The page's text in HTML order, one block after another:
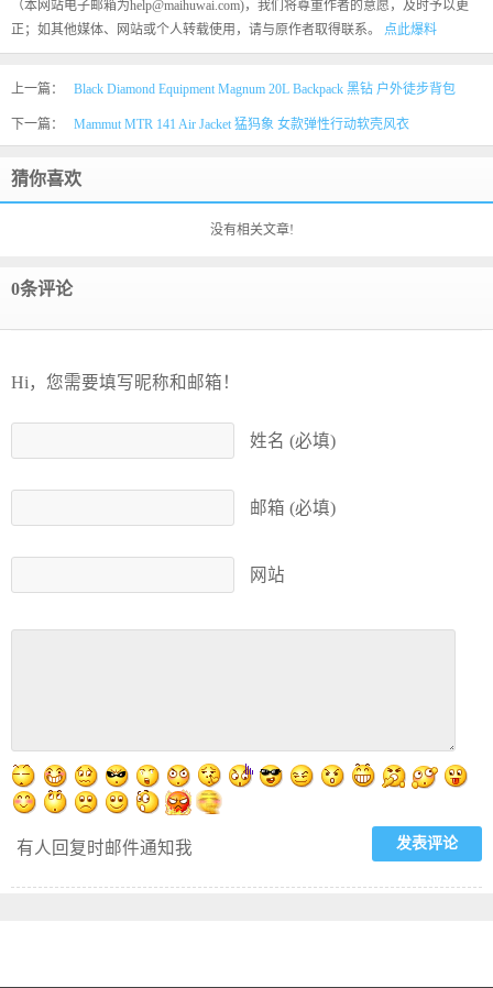
（本网站电子邮箱为help@maihuwai.com)，我们将尊重作者的意愿，及时予以更
正；如其他媒体、网站或个人转载使用，请与原作者取得联系。 点此爆料
上一篇： Black Diamond Equipment Magnum 20L Backpack 黑钻 户外徒步背包
下一篇： Mammut MTR 141 Air Jacket 猛犸象 女款弹性行动软壳风衣
猜你喜欢
没有相关文章!
0条评论
Hi，您需要填写昵称和邮箱！
姓名 (必填)
邮箱 (必填)
网站
有人回复时邮件通知我